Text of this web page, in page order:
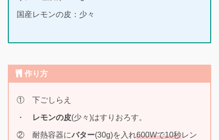
国産レモンの皮：少々
作り方
① 下ごしらえ
・ レモンの皮(少々)はすりおろす。
② 耐熱容器にバター(30g)を入れ600Wで10秒レン